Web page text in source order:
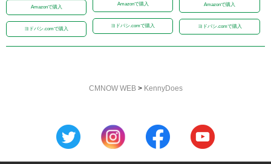
Amazonで購入
ヨドバシ.comで購入
Amazonで購入
ヨドバシ.comで購入
Amazonで購入
ヨドバシ.comで購入
CMNOW WEB> KennyDoes